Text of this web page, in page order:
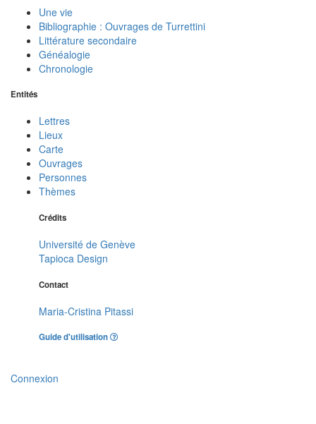
Une vie
Bibliographie : Ouvrages de Turrettini
Littérature secondaire
Généalogie
Chronologie
Entités
Lettres
Lieux
Carte
Ouvrages
Personnes
Thèmes
Crédits
Université de Genève
Tapioca Design
Contact
Maria-Cristina Pitassi
Guide d'utilisation
Connexion